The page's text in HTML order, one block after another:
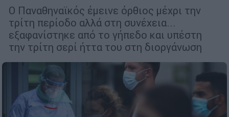
Ο Παναθηναϊκός έμεινε όρθιος μέχρι την
τρίτη περίοδο αλλά στη συνέχεια...
εξαφανίστηκε από το γήπεδο και υπέστη
την τρίτη σερί ήττα του στη διοργάνωση